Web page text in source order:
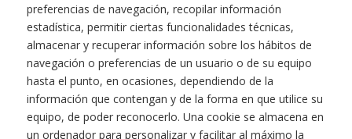
preferencias de navegación, recopilar información
estadística, permitir ciertas funcionalidades técnicas,
almacenar y recuperar información sobre los hábitos de
navegación o preferencias de un usuario o de su equipo
hasta el punto, en ocasiones, dependiendo de la
información que contengan y de la forma en que utilice su
equipo, de poder reconocerlo. Una cookie se almacena en
un ordenador para personalizar y facilitar al máximo la